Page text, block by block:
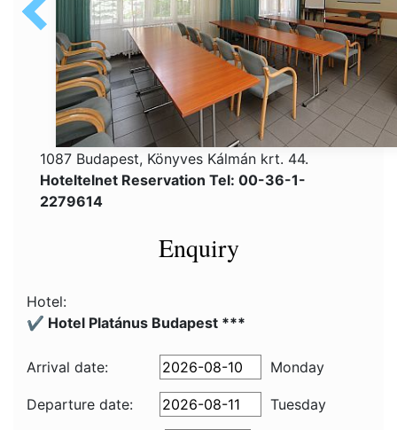
1087 Budapest, Könyves Kálmán krt. 44.
Hoteltelnet Reservation Tel: 00-36-1-
2279614
Enquiry
Hotel:
✔️ Hotel Platánus Budapest ***
Arrival date: Monday
Departure date:
Tuesday